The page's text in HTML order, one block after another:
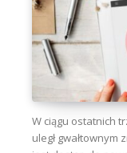
W ciągu ostatnich
uległ gwałtownym